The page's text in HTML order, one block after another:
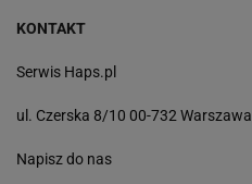
KONTAKT
Serwis Haps.pl
ul. Czerska 8/10 00-732 Warszawa
Napisz do nas